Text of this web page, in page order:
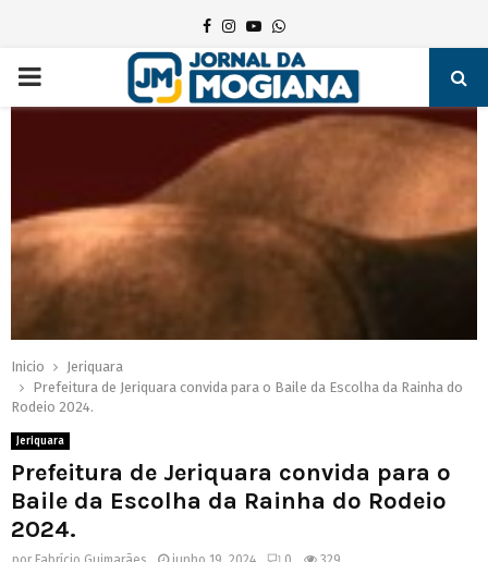
Facebook
Instagram
YoutubeWhatsapp
PRIMARY
Inicio
Jeriquara
Prefeitura de Jeriquara convida para o Baile da Escolha da Rainha do
Rodeio 2024.
Jeriquara
Prefeitura de Jeriquara convida para o
Baile da Escolha da Rainha do Rodeio
2024.